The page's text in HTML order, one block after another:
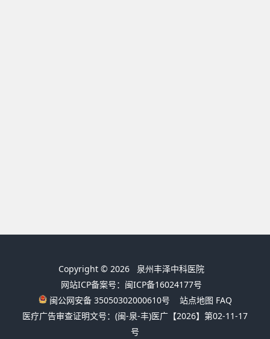
Copyright © 2026 泉州丰泽中科医院
网站ICP备案号：闽ICP备16024177号
闽公网安备 35050302000610号
站点地图 FAQ
医疗广告审查证明文号：(闽-泉-丰)医广【2026】第02-11-17
号